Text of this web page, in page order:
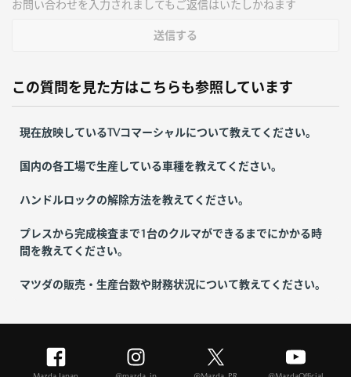
お問い合わせを入力されましてもご返信はいたしかねます
送信する
この質問を見た方はこちらも参照しています
現在放映しているTVコマーシャルについて教えてください。
国内の各工場で生産している車種を教えてください。
ハンドルロックの解除方法を教えてください。
プレスから完成検査まで1台のクルマができるまでにかかる時
間を教えてください。
マツダの販売・生産台数や財務状況について教えてください。